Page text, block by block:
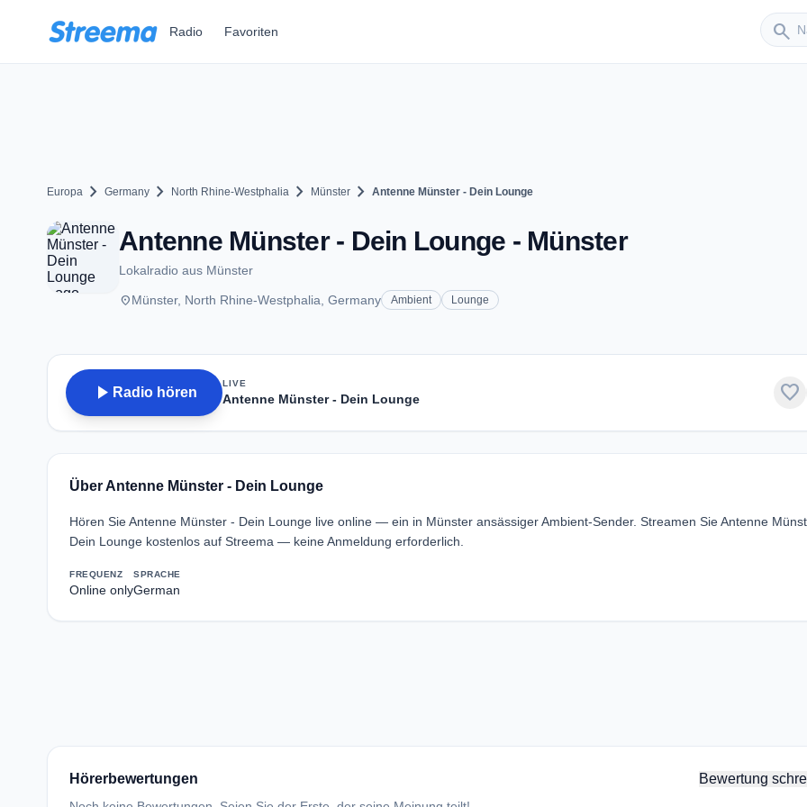
Radio Favoriten search
Sender
Europa chevron_right Germany chevron_right North Rhine-Westphalia chevron_right Münster chevron_right Antenne Münster - Dein Lounge
Antenne Münster - Dein Lounge - Münster
Lokalradio aus Münster
placeMünster, North Rhine-Westphalia, Germany Ambient Lounge
play_arrow Radio hören
LIVE
Antenne Münster - Dein Lounge favorite
Über Antenne Münster - Dein Lounge
Hören Sie Antenne Münster - Dein Lounge live online — ein in Münster ansässiger Ambient-Sender. Streamen Sie Antenne
Dein Lounge kostenlos auf Streema — keine Anmeldung erforderlich.
FREQUENZ
Online only
SPRACHE
German
Hörerbewertungen Bewertung